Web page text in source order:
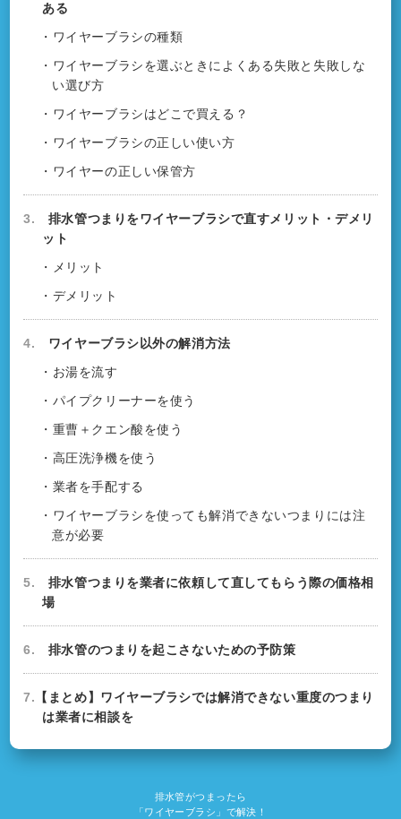
ある
・ワイヤーブラシの種類
・ワイヤーブラシを選ぶときによくある失敗と失敗しな
い選び方
・ワイヤーブラシはどこで買える？
・ワイヤーブラシの正しい使い方
・ワイヤーの正しい保管方
3. 排水管つまりをワイヤーブラシで直すメリット・デメリ
ット
・メリット
・デメリット
4. ワイヤーブラシ以外の解消方法
・お湯を流す
・パイプクリーナーを使う
・重曹＋クエン酸を使う
・高圧洗浄機を使う
・業者を手配する
・ワイヤーブラシを使っても解消できないつまりには注
意が必要
5. 排水管つまりを業者に依頼して直してもらう際の価格相
場
6. 排水管のつまりを起こさないための予防策
7. 【まとめ】ワイヤーブラシでは解消できない重度のつまり
は業者に相談を
排水管がつまったら
「ワイヤーブラシ」で解決！